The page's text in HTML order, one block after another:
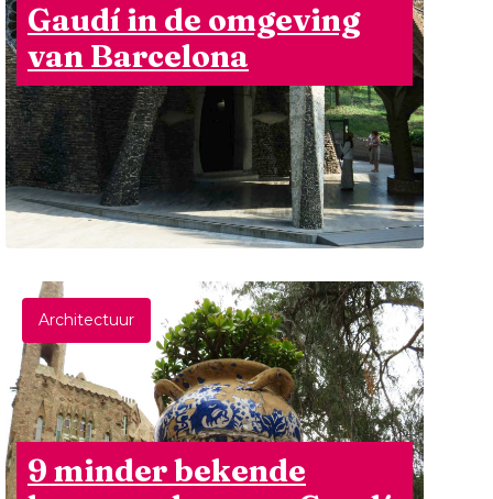
Gaudí in de omgeving
van Barcelona
Architectuur
9 minder bekende